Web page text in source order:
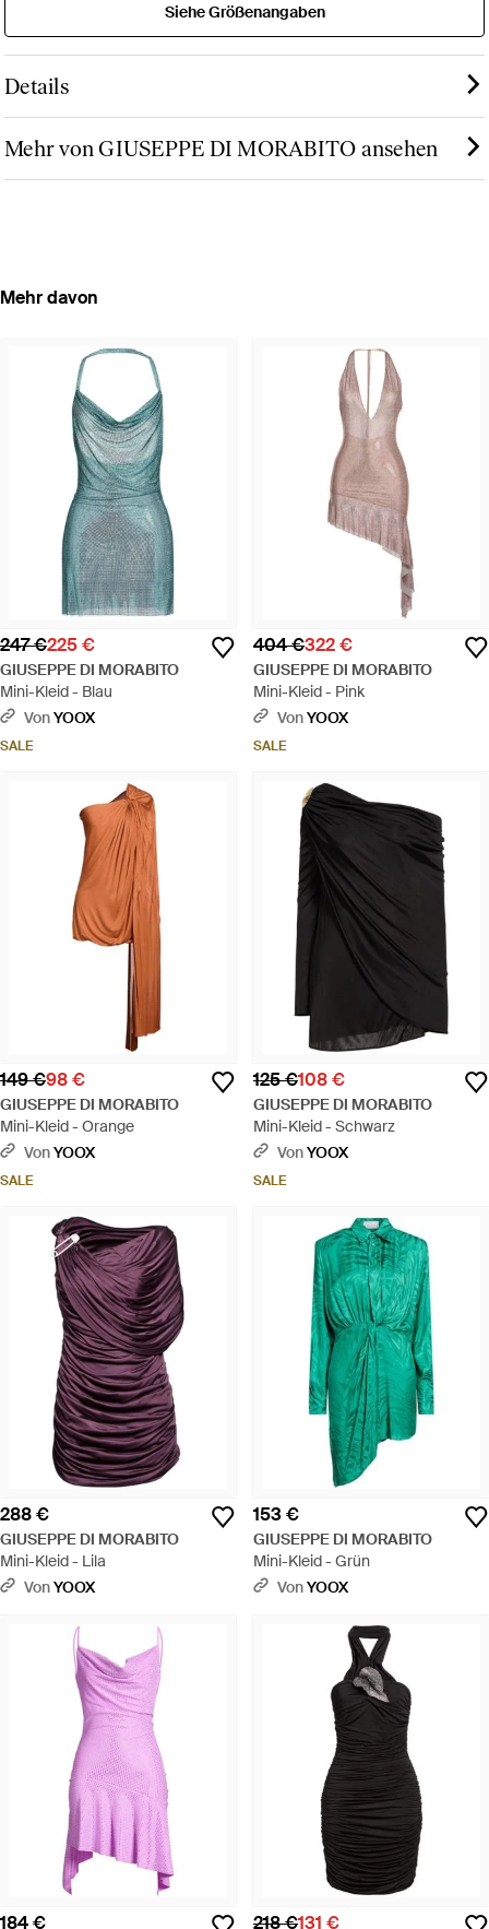
Siehe Größenangaben
Details
Mehr von GIUSEPPE DI MORABITO ansehen
Mehr davon
247 €225 €
GIUSEPPE DI MORABITO
Mini-Kleid - Blau
VonYOOX
SALE
404 €322 €
GIUSEPPE DI MORABITO
Mini-Kleid - Pink
VonYOOX
SALE
149 €98 €
GIUSEPPE DI MORABITO
Mini-Kleid - Orange
VonYOOX
SALE
125 €108 €
GIUSEPPE DI MORABITO
Mini-Kleid - Schwarz
VonYOOX
SALE
288 €
GIUSEPPE DI MORABITO
Mini-Kleid - Lila
VonYOOX
153 €
GIUSEPPE DI MORABITO
Mini-Kleid - Grün
VonYOOX
184 € 218 €131 €